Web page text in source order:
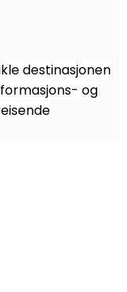
destinasjonen
og